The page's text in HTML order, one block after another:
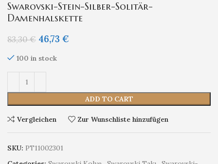
Swarovski-Stein-Silber-Solitär-
Damenhalskette
83,30€ 46,73 €
100 in stock
ADD TO CART
Vergleichen Zur Wunschliste hinzufügen
SKU: PT11002301